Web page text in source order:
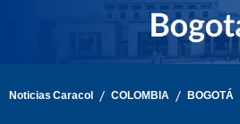
Noticias Caracol / COLOMBIA / BOGOTÁ